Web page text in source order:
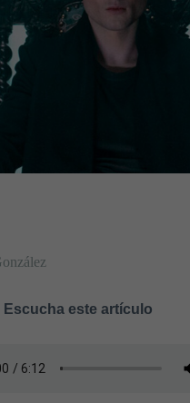
Escucha este artículo